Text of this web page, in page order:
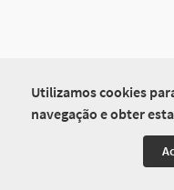
Utilizamos cookies
navegação e obter